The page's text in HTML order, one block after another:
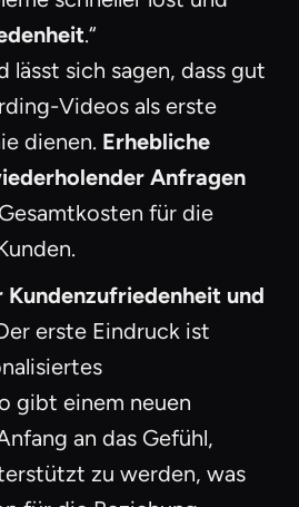
.“
lässt sich sagen, dass gut
Videos als erste
dienen. Erhebliche
Anfragen
für die
Kundenzufriedenheit und
erste Eindruck ist
gibt einem neuen
an das Gefühl,
zu werden, was